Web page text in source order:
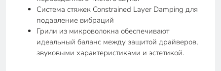
Система стяжек Constrained Layer Damping для
подавление вибраций
Грили из микроволокна обеспечивают
идеальный баланс между защитой драйверов,
звуковыми характеристиками и эстетикой.